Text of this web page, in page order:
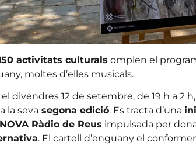
activitats culturals omplen el
moltes d’elles musicals.
divendres 12 de setembre, de 19 h a 2 h,
la seva segona edició. Es tracta d’una
Ràdio de Reus impulsada per
. El cartell d’enguany el